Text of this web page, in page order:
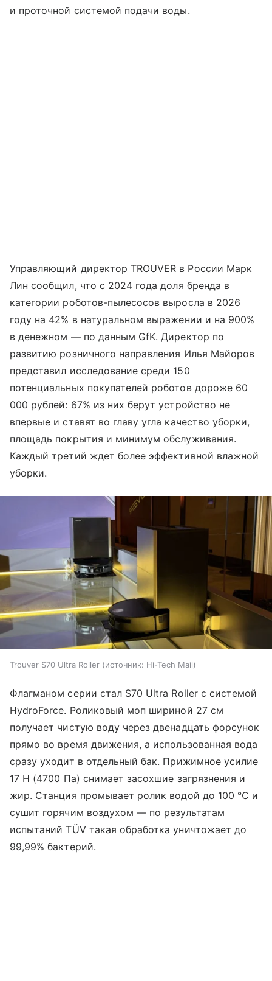
и проточной системой подачи воды.
Управляющий директор TROUVER в России Марк
Лин сообщил, что с 2024 года доля бренда в
категории роботов-пылесосов выросла в 2026
году на 42% в натуральном выражении и на 900%
в денежном — по данным GfK. Директор по
развитию розничного направления Илья Майоров
представил исследование среди 150
потенциальных покупателей роботов дороже 60
000 рублей: 67% из них берут устройство не
впервые и ставят во главу угла качество уборки,
площадь покрытия и минимум обслуживания.
Каждый третий ждет более эффективной влажной
уборки.
Trouver S70 Ultra Roller источник: Hi-Tech Mail
Флагманом серии стал S70 Ultra Roller с системой
HydroForce. Роликовый моп шириной 27 см
получает чистую воду через двенадцать форсунок
прямо во время движения, а использованная вода
сразу уходит в отдельный бак. Прижимное усилие
17 Н (4700 Па) снимает засохшие загрязнения и
жир. Станция промывает ролик водой до 100 °C и
сушит горячим воздухом — по результатам
испытаний TÜV такая обработка уничтожает до
99,99% бактерий.